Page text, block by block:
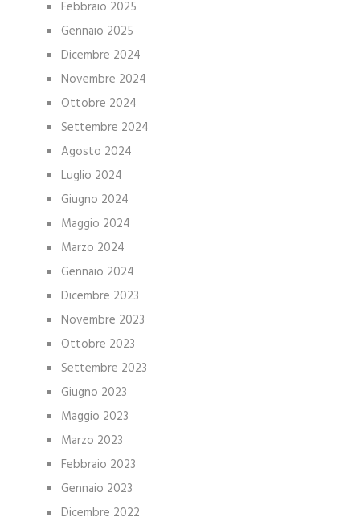
Febbraio 2025
Gennaio 2025
Dicembre 2024
Novembre 2024
Ottobre 2024
Settembre 2024
Agosto 2024
Luglio 2024
Giugno 2024
Maggio 2024
Marzo 2024
Gennaio 2024
Dicembre 2023
Novembre 2023
Ottobre 2023
Settembre 2023
Giugno 2023
Maggio 2023
Marzo 2023
Febbraio 2023
Gennaio 2023
Dicembre 2022